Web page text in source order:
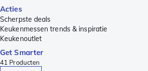
Acties
Scherpste deals
Keukenmessen trends & inspiratie
Keukenoutlet
Get Smarter
41 Producten